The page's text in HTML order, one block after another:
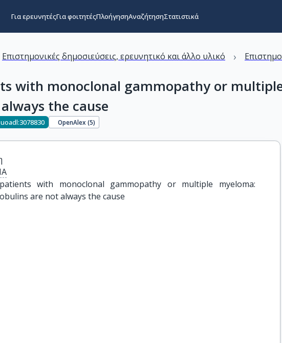
Για ερευνητέςΓια φοιτητέςΠλοήγησηΑναζήτησηΣτατιστικά
Επιστημονικές δημοσιεύσεις, ερευνητικό και άλλο υλικό ›
with monoclonal gammopathy or
the cause
uoadl:3078830 OpenAlex (5)
with monoclonal gammopathy or multiple myeloma:
are not always the cause